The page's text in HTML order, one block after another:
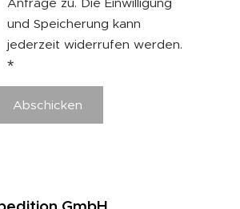
und Speicherung kann
jederzeit widerrufen werden.
Abschicken